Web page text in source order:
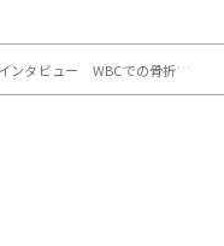
ら復帰を目指すキャプテン源田壮亮は「順調にいけば近々復帰すると思う」